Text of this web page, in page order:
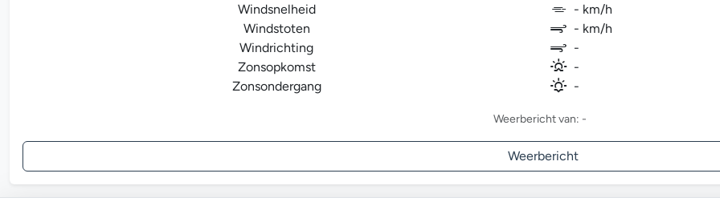
Windsnelheid
- km/h
Windstoten
- km/h
Windrichting
-
Zonsopkomst
-
Zonsondergang
-
Weerbericht van: -
Weerbericht